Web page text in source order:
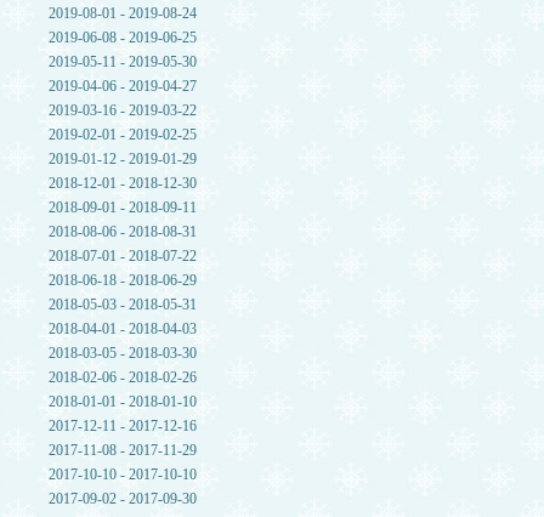
2019-08-01 - 2019-08-24
2019-06-08 - 2019-06-25
2019-05-11 - 2019-05-30
2019-04-06 - 2019-04-27
2019-03-16 - 2019-03-22
2019-02-01 - 2019-02-25
2019-01-12 - 2019-01-29
2018-12-01 - 2018-12-30
2018-09-01 - 2018-09-11
2018-08-06 - 2018-08-31
2018-07-01 - 2018-07-22
2018-06-18 - 2018-06-29
2018-05-03 - 2018-05-31
2018-04-01 - 2018-04-03
2018-03-05 - 2018-03-30
2018-02-06 - 2018-02-26
2018-01-01 - 2018-01-10
2017-12-11 - 2017-12-16
2017-11-08 - 2017-11-29
2017-10-10 - 2017-10-10
2017-09-02 - 2017-09-30